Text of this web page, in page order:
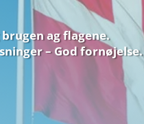
ag flagene.
– God fornøjelse.